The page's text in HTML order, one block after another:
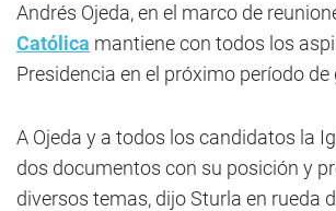
Andrés Ojeda, en el marco de
Católica mantiene con todos los
Presidencia en el próximo período de
A Ojeda y a todos los candidatos la
dos documentos con su posición y
diversos temas, dijo Sturla en rueda